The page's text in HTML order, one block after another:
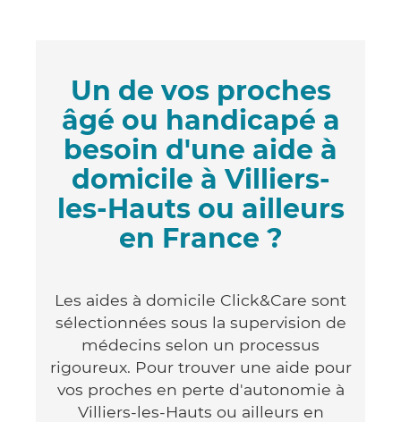
Un de vos proches
âgé ou handicapé a
besoin d'une aide à
domicile à Villiers-
les-Hauts ou ailleurs
en France ?
Les aides à domicile Click&Care sont
sélectionnées sous la supervision de
médecins selon un processus
rigoureux. Pour trouver une aide pour
vos proches en perte d'autonomie à
Villiers-les-Hauts ou ailleurs en